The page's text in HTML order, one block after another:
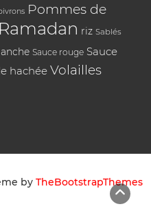
Pommes de
Ramadan riz Sablés
Sauce rouge Sauce
hachée Volailles
by TheBootstrapThemes